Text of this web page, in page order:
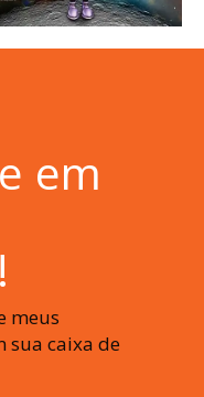
em
meus
sua caixa de